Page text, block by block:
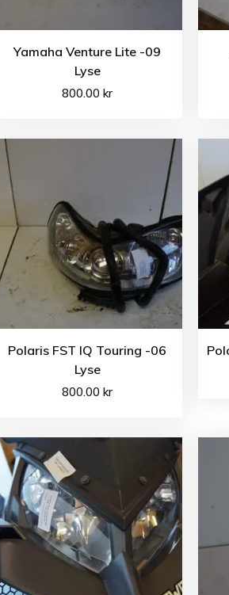
Yamaha Venture Lite -09
Lyse
800.00kr
Polaris FST IQ Touring -06
Lyse
800.00kr